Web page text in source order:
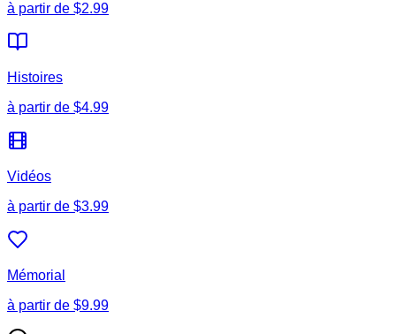
à partir de $2.99
Histoires
à partir de $4.99
Vidéos
à partir de $3.99
Mémorial
à partir de $9.99